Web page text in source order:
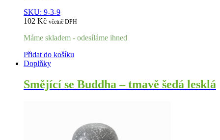
SKU: 9-3-9
102 Kč včetně DPH
Máme skladem - odesíláme ihned
Přidat do košíku
Doplňky
Smějící se Buddha – tmavě šedá lesklá